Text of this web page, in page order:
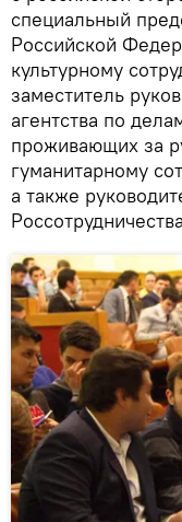
специальный
Российской
культурному
заместитель
агентства по
проживающих за
гуманитарному
а также